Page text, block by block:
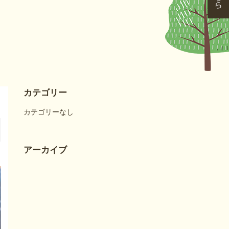
カテゴリー
カテゴリーなし
アーカイブ